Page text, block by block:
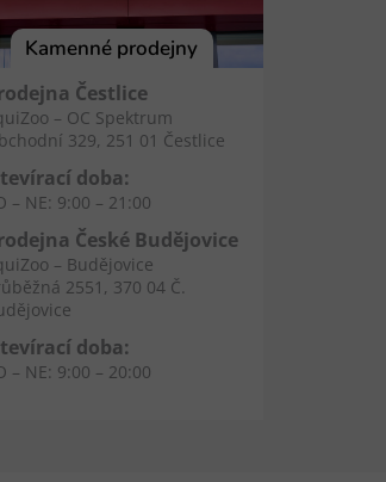
Kamenné prodejny
Čestlice
– OC Spektrum
329, 251 01 Čestlice
doba:
– NE: 9:00 – 21:00
České Budějovice
– Budějovice
2551, 370 04 Č.
doba:
– NE: 9:00 – 20:00